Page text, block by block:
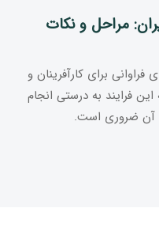
مراحل و نکات
برای کارآفرینان و
این فرایند به درستی انجام
آن ضروری است.